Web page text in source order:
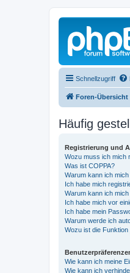
Schnellzugriff
Foren-Übersicht
Häufig
Registrierung und
Wozu muss ich mich
Was ist COPPA?
Warum kann ich
Ich habe mich
Warum kann ich
Ich habe mich vor
Ich habe mein
Warum werde ich
Wozu ist die Funktion
Wie kann ich meine
Wie kann ich